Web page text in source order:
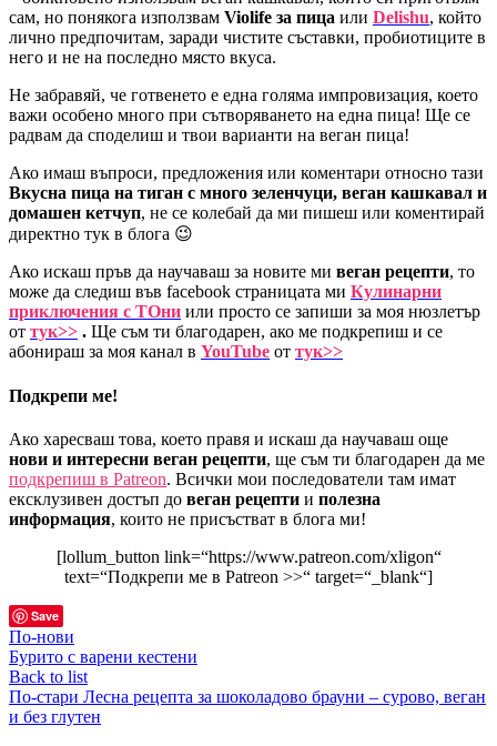
сам, но понякога използвам Violife за пица или Delishu, който
лично предпочитам, заради чистите съставки, пробиотиците в
него и не на последно място вкуса.
Не забравяй, че готвенето е една голяма импровизация, което
важи особено много при сътворяването на една пица! Ще се
радвам да споделиш и твои варианти на веган пица!
Ако имаш въпроси, предложения или коментари относно тази
Вкусна пица на тиган с много зеленчуци, веган кашкавал и
домашен кетчуп, не се колебай да ми пишеш или коментирай
директно тук в блога 😉
Ако искаш пръв да научаваш за новите ми веган рецепти, то
може да следиш във facebook страницата ми Кулинарни
приключения с ТОни или просто се запиши за моя нюзлетър
от тук>> . Ще съм ти благодарен, ако ме подкрепиш и се
абонираш за моя канал в YouTube от тук>>
Подкрепи ме!
Ако харесваш това, което правя и искаш да научаваш още
нови и интересни веган рецепти, ще съм ти благодарен да ме
подкрепиш в Patreon. Всички мои последователи там имат
ексклузивен достъп до веган рецепти и полезна
информация, които не присъстват в блога ми!
[lollum_button link=“https://www.patreon.com/xligon“
text=“Подкрепи ме в Patreon >>“ target=“_blank“]
Save
По-нови
Бурито с варени кестени
Back to list
По-стари Лесна рецепта за шоколадово брауни – сурово, веган
и без глутен